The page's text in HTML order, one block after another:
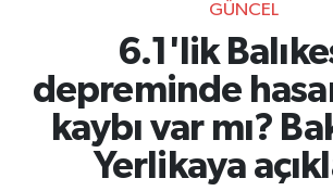
GÜNCEL
6.1'lik
depreminde
kaybı var mı?
Yerlikaya
Süper Lig Puan Durumu ve
Tüm Manşetler
Son Dakika Haberleri
Haber Arşivi